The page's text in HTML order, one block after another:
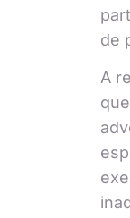
de
A